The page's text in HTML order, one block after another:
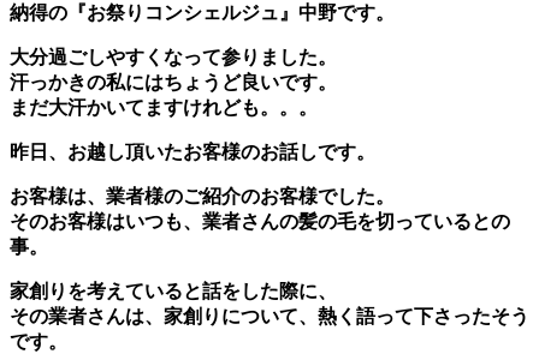
納得の『お祭りコンシェルジュ』中野です。
大分過ごしやすくなって参りました。
汗っかきの私にはちょうど良いです。
まだ大汗かいてますけれども。。。
昨日、お越し頂いたお客様のお話しです。
お客様は、業者様のご紹介のお客様でした。
そのお客様はいつも、業者さんの髪の毛を切っているとの
事。
家創りを考えていると話をした際に、
その業者さんは、家創りについて、熱く語って下さったそう
です。